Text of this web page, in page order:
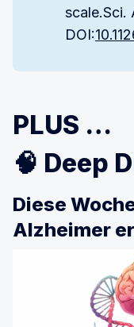
scale.Sci.
DOI:
PLUS …
🧠 Deep
Diese
Alzheimer